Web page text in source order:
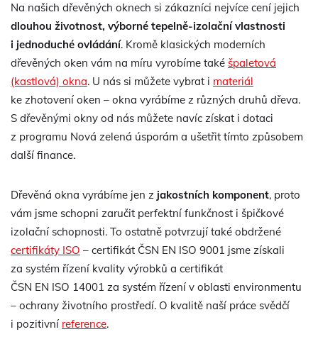
Na našich dřevěných oknech si zákazníci nejvíce cení jejich
dlouhou životnost, výborné tepelně-izolační vlastnosti
i jednoduché ovládání. Kromě klasických moderních
dřevěných oken vám na míru vyrobíme také špaletová
(kastlová) okna. U nás si můžete vybrat i materiál
ke zhotovení oken – okna vyrábíme z různých druhů dřeva.
S dřevěnými okny od nás můžete navíc získat i dotaci
z programu Nová zelená úsporám a ušetřit tímto způsobem
další finance.
Dřevěná okna vyrábíme jen z jakostních komponent, proto
vám jsme schopni zaručit perfektní funkčnost i špičkové
izolační schopnosti. To ostatně potvrzují také obdržené
certifikáty ISO – certifikát ČSN EN ISO 9001 jsme získali
za systém řízení kvality výrobků a certifikát
ČSN EN ISO 14001 za systém řízení v oblasti environmentu
– ochrany životního prostředí. O kvalitě naší práce svědčí
i pozitivní reference.